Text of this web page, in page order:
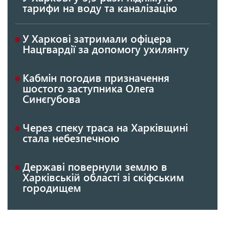
тарифи на воду та каналізацію
У Харкові затримали офіцера
Нацгвардії за допомогу ухилянту
Кабмін погодив призначення
шостого заступника Олега
Синєгубова
Через спеку траса на Харківщині
стала небезпечною
Державі повернули землю в
Харківській області зі скіфським
городищем